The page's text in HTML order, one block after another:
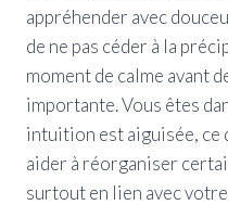
appréhender avec
de ne pas céder à la
moment de calme avant
importante. Vous êtes
intuition est aiguisée, ce
aider à réorganiser
surtout en lien avec